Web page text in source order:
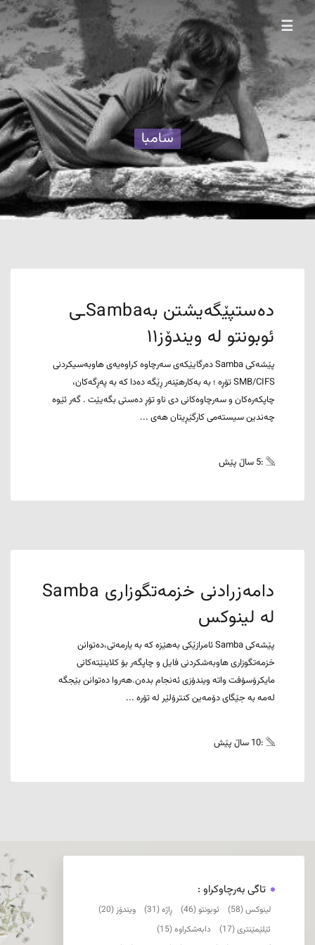
☰
سامبا
دەستپێگەیشتن بەSambaـی
ئوبونتو لە ویندۆز١١
پێشەکی Samba دەرگایێکەی سەرچاوە کراوەیەی هاوبەسیکردنی
SMB/CIFS تۆڕە ؛ بە بەکارهێنەر ڕێگە دەدا کە بە پەڕگەکان،
چاپکەرەکان و سەرچاوەکانی دی ناو تۆڕ دەستی بگەیێت . گەر ئێوە
چەندین سیستەمی کارگێڕیتان هەی ...
:5 ساڵ پێش
دامەزرادنی خزمەتگوزاری Samba
لە لینوکس
پێشەکی Samba ئامرازێکی بەهێزە کە بە یارمەتی،دەتوانن
خزمەتگوزاری هاوبەشکردنی فایل و چاپگەر بۆ کلاینێتەکانی
مایکرۆسۆفت واتە ویندۆزی ئەنجام بدەن.هەروا دەتوانن بێجگە
لەمە بە جێگای دۆمەین کنترۆلێر لە تۆرە ...
:10 ساڵ پێش
تاگی بەرچاوکراو :
لینوکس (58) ئوبونتو (46) ڕاژە (31)
ویندۆز (20)
ئێلێمێنتری (17)
دابەشکراوە (15)